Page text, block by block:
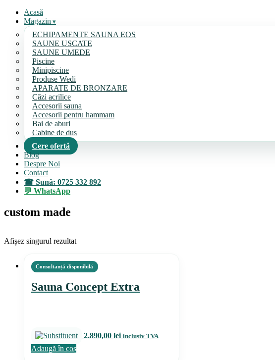
Acasă
Magazin
ECHIPAMENTE SAUNA EOS
SAUNE USCATE
SAUNE UMEDE
Piscine
Minipiscine
Produse Wedi
APARATE DE BRONZARE
Căzi acrilice
Accesorii sauna
Accesorii pentru hammam
Bai de aburi
Cabine de dus
Cere ofertă
Blog
Despre Noi
Contact
Sună: 0725 332 892
WhatsApp
custom made
Afișez singurul rezultat
Sauna Concept Extra
2.890,00 lei inclusiv TVA
Adaugă în coș